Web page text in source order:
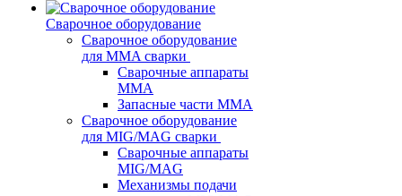
Сварочное оборудование
Сварочное оборудование
для MMA сварки
Сварочные аппараты
MMA
Запасные части MMA
Сварочное оборудование
для MIG/MAG сварки
Сварочные аппараты
MIG/MAG
Механизмы подачи